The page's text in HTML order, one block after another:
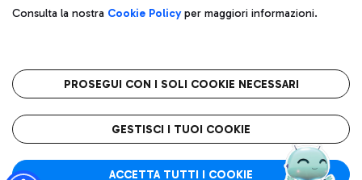
Privacy policy
Note legali
Roma FCO
L'aeroporto stellato
Consulta la nostra Cookie Policyper maggiori informazioni.
PROSEGUI CON I SOLI COOKIE NECESSARI
GESTISCI I TUOI COOKIE
ACCETTA TUTTI I COOKIE